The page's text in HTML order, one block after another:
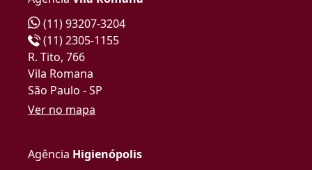
(11) 93207-3204
(11) 2305-1155
R. Tito, 766
Vila Romana
São Paulo - SP
Ver no mapa
Agência Higienópolis